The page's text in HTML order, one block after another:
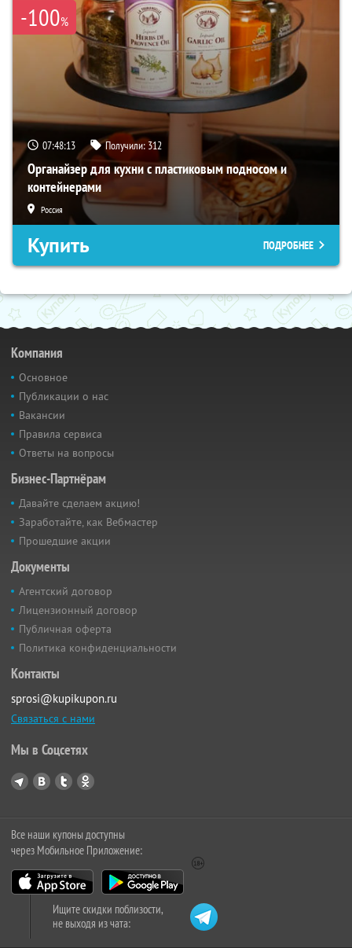
-100%
07:48:12 Получили: 312
Органайзер для кухни с пластиковым подносом и
контейнерами
Россия
Купить ПОДРОБНЕЕ
Компания
Основное
Публикации о нас
Вакансии
Правила сервиса
Ответы на вопросы
Бизнес-Партнёрам
Давайте сделаем акцию!
Заработайте, как Вебмастер
Прошедшие акции
Документы
Агентский договор
Лицензионный договор
Публичная оферта
Политика конфиденциальности
Контакты
sprosi@kupikupon.ru
Связаться с нами
Мы в Соцсетях
Все наши купоны доступны
через Мобильное Приложение:
Ищите скидки поблизости,
не выходя из чата: